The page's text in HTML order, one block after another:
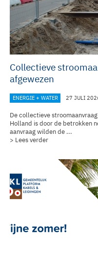
Collectieve
afgewezen
ENERGIE + WATER 27 JULI
De collectieve
Holland is door de betrokken
aanvraag wilden de ...
> Lees verder